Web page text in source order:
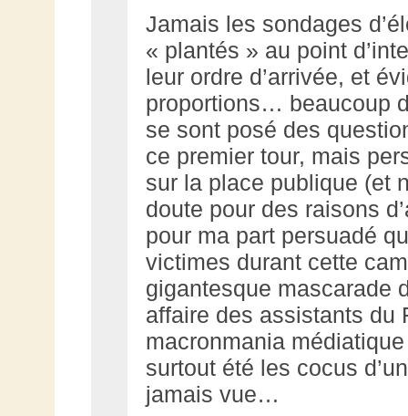
Jamais les sondages
« plantés » au point
leur ordre d’arrivée, et
proportions… beaucoup
se sont posé des
ce premier tour, mais
sur la place publique (et
doute pour des raisons
pour ma part persuadé
victimes durant cette
gigantesque mascarade
affaire des assistants du
macronmania
surtout été les cocus
jamais vue…